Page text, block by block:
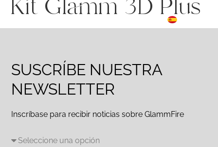
Kit Glamm 3D Plus
SUSCRÍBE NUESTRA
NEWSLETTER
Inscríbase para recibir noticias sobre GlammFire